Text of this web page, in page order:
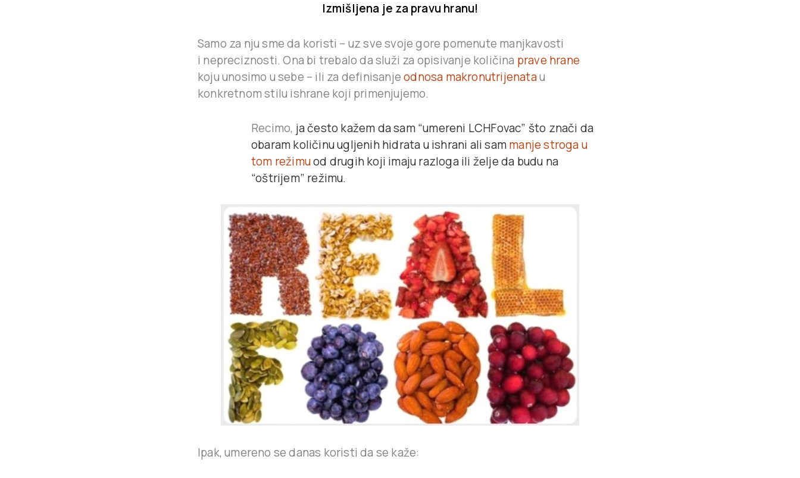
Izmišljena je za pravu hranu!
Samo za nju sme da koristi – uz sve svoje gore pomenute manjkavosti
i nepreciznosti. Ona bi trebalo da služi za opisivanje količina prave hrane
koju unosimo u sebe – ili za definisanjeodnosa makronutrijenatau
konkretnom stilu ishrane koji primenjujemo.
Recimo, ja često kažem da sam “umereni LCHFovac” što znači da
obaram količinu ugljenih hidrata u ishrani ali sammanje stroga u
tom režimuod drugih koji imaju razloga ili želje da budu na
“oštrijem” režimu.
Ipak, umereno se danas koristi da se kaže: